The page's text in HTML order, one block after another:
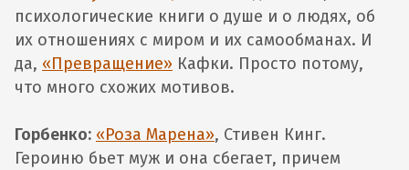
психологические книги о душе и о людях, об
их отношениях с миром и их самообманах. И
да, «Превращение» Кафки. Просто потому,
что много схожих мотивов.
Горбенко: «Роза Марена», Стивен Кинг.
Героиню бьет муж и она сбегает, причем